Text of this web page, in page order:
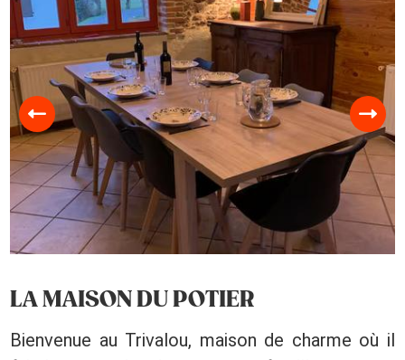
LA MAISON DU POTIER
Bienvenue au Trivalou, maison de charme où il